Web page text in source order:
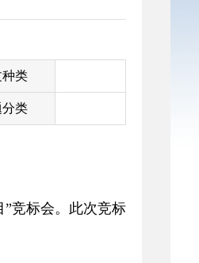
类
分类
”竞标会。此次竞标